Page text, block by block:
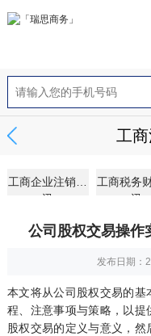
工
工商企业注销资
讯
工商税务
讯
公司股权交易操作
发布日期：
本文将从公司股权交易的
程、注意事项与策略，以
股权交易的定义与意义，